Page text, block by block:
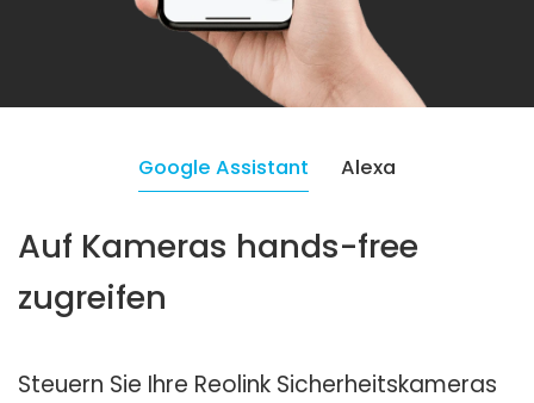
Google Assistant Alexa
Auf Kameras hands-free
zugreifen
Steuern Sie Ihre Reolink Sicherheitskameras